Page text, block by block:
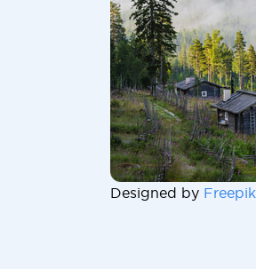
Designed by Freepik